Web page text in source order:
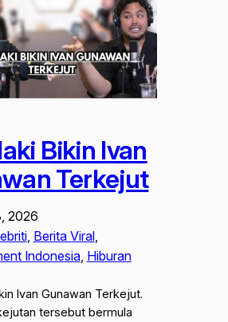
Bikin Ivan
Terkejut
2026
, Berita Viral
Indonesia, Hiburan
Ivan Gunawan Terkejut.
tersebut bermula